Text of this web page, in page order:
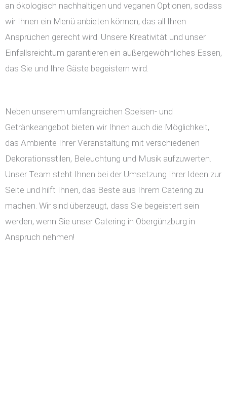
an ökologisch nachhaltigen und veganen Optionen, sodass
wir Ihnen ein Menü anbieten können, das all Ihren
Ansprüchen gerecht wird. Unsere Kreativität und unser
Einfallsreichtum garantieren ein außergewöhnliches Essen,
das Sie und Ihre Gäste begeistern wird.
Neben unserem umfangreichen Speisen- und
Getränkeangebot bieten wir Ihnen auch die Möglichkeit,
das Ambiente Ihrer Veranstaltung mit verschiedenen
Dekorationsstilen, Beleuchtung und Musik aufzuwerten.
Unser Team steht Ihnen bei der Umsetzung Ihrer Ideen zur
Seite und hilft Ihnen, das Beste aus Ihrem Catering zu
machen. Wir sind überzeugt, dass Sie begeistert sein
werden, wenn Sie unser Catering in Obergünzburg in
Anspruch nehmen!